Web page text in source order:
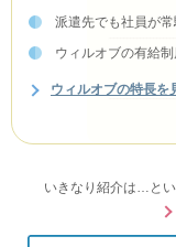
派遣先でも社員が常
ウィルオブの有給
ウィルオブの特長を
いきなり紹介は…とい